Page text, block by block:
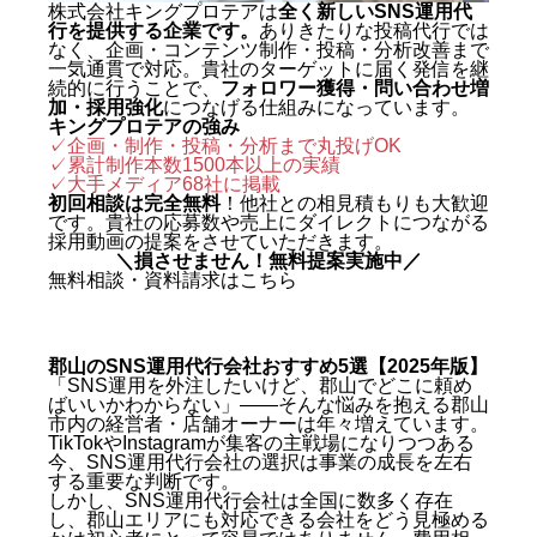
株式会社キングプロテアは全く新しいSNS運用代
行を提供する企業です。 ありきたりな投稿代行では
なく、企画・コンテンツ制作・投稿・分析改善まで
一気通貫で対応。貴社のターゲットに届く発信を継
続的に行うことで、 フォロワー獲得・問い合わせ増
加・採用強化につなげる仕組みになっています。
キングプロテアの強み
✓企画・制作・投稿・分析まで丸投げOK
✓累計制作本数1500本以上の実績
✓大手メディア68社に掲載
初回相談は完全無料！他社との相見積もりも大歓迎
です。貴社の応募数や売上にダイレクトにつながる
採用動画の提案をさせていただきます。
＼損させません！無料提案実施中／
無料相談・資料請求はこちら
郡山のSNS運用代行会社おすすめ5選【2025年版】
「SNS運用を外注したいけど、郡山でどこに頼め
ばいいかわからない」——そんな悩みを抱える郡山
市内の経営者・店舗オーナーは年々増えています。
TikTokやInstagramが集客の主戦場になりつつある
今、SNS運用代行会社の選択は事業の成長を左右
する重要な判断です。
しかし、SNS運用代行会社は全国に数多く存在
し、郡山エリアにも対応できる会社をどう見極める